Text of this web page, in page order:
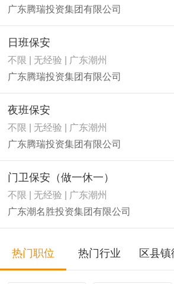
广东腾瑞投资集团有限公司
日班保安
不限 | 无经验 | 广东潮州
广东腾瑞投资集团有限公司
夜班保安
不限 | 无经验 | 广东潮州
广东腾瑞投资集团有限公司
门卫保安（做一休一）
不限 | 无经验 | 广东潮州
广东潮名胜投资集团有限公司
热门职位 热门行业 区县镇